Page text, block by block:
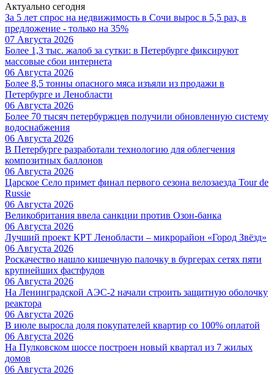
Актуально сегодня
За 5 лет спрос на недвижимость в Сочи вырос в 5,5 раз, в
предложение - только на 35%
07 Августа 2026
Более 1,3 тыс. жалоб за сутки: в Петербурге фиксируют
массовые сбои интернета
06 Августа 2026
Более 8,5 тонны опасного мяса изъяли из продажи в
Петербурге и Ленобласти
06 Августа 2026
Более 70 тысяч петербуржцев получили обновленную систему
водоснабжения
06 Августа 2026
В Петербурге разработали технологию для облегчения
композитных баллонов
06 Августа 2026
Царское Село примет финал первого сезона велозаезда Tour de
Russie
06 Августа 2026
Великобритания ввела санкции против Озон-банка
06 Августа 2026
Лучший проект КРТ Ленобласти – микрорайон «Город Звёзд»
06 Августа 2026
Роскачество нашло кишечную палочку в бургерах сетях пяти
крупнейших фастфудов
06 Августа 2026
На Ленинградской АЭС-2 начали строить защитную оболочку
реактора
06 Августа 2026
В июле выросла доля покупателей квартир со 100% оплатой
06 Августа 2026
На Пулковском шоссе построен новый квартал из 7 жилых
домов
06 Августа 2026